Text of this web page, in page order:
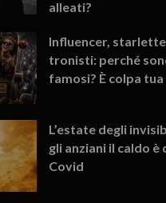
alleati?
Influencer, starlette,
tronisti: perché
famosi? È colpa tua
L’estate degli
gli anziani il caldo è
Covid